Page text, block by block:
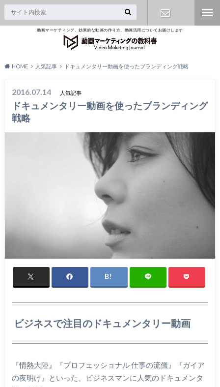
動画マーケティング、効果的な動画の作り方、動画活用についてお届けします
無料相談は
HOME 人気記事 ドキュメンタリー動画を使ったブランディング戦略
2016.07.14 人気記事
ドキュメンタリー動画を使ったブランディング
戦略
ビジネスで注目のドキュメンタリー動画
『情熱大陸』『プロフェッショナル 仕事の流儀』『ガイア
の夜明け』といった、ビジネスマンに人気のドキュメンタ